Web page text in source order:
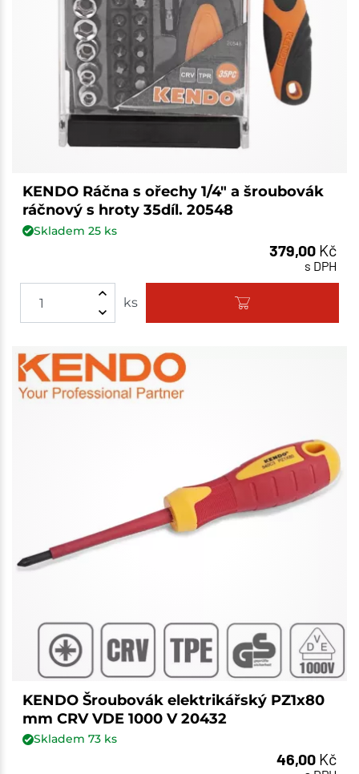
KENDO Ráčna s ořechy 1/4" a šroubovák
ráčnový s hroty 35díl. 20548
Skladem 25ks
379,00 Kč
s DPH
ks
KENDO Šroubovák elektrikářský PZ1x80
mm CRV VDE 1000 V 20432
Skladem 73ks
46,00 Kč